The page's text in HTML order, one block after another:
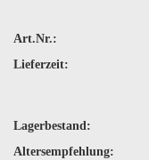
Art.Nr.:
Lieferzeit:
Lagerbestand:
Altersempfehlung: